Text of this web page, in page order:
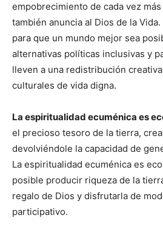
empobrecimiento de cada vez
también anuncia al Dios de la
para que un mundo mejor sea
alternativas políticas inclusivas y
lleven a una redistribución
culturales de vida digna.
La espiritualidad ecuménica es
el precioso tesoro de la tierra,
devolviéndole la capacidad de
La espiritualidad ecuménica es
posible producir riqueza de la
regalo de Dios y disfrutarla de
participativo.